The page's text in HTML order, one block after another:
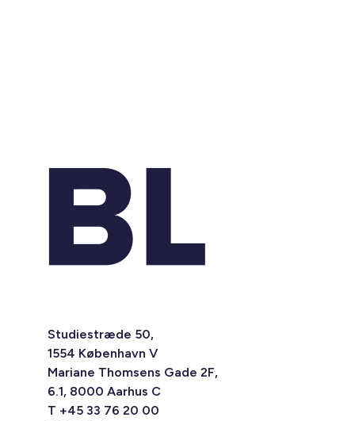
Studiestræde 50,
1554 København V
Mariane Thomsens Gade 2F,
6.1, 8000 Aarhus C
T +45 33 76 20 00